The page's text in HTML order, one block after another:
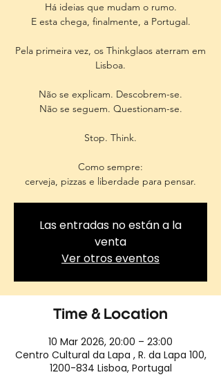
Há ideias que mudam o rumo.
E esta chega, finalmente, a Portugal.
Pela primeira vez, os Thinkglaos aterram em
Lisboa.
Não se explicam. Descobrem-se.
Não se seguem. Questionam-se.
Stop. Think.
Como sempre:
cerveja, pizzas e liberdade para pensar.
Las entradas no están a la
venta
Ver otros eventos
Time & Location
10 Mar 2026, 20:00 – 23:00
Centro Cultural da Lapa , R. da Lapa 100,
1200-834 Lisboa, Portugal